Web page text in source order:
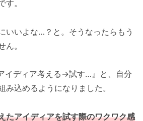
す。
いいよな…？と。そうなったらもう
。
イディア考える→試す…』と、自分
み込めるようになりました。
たアイディアを試す際のワクワク感